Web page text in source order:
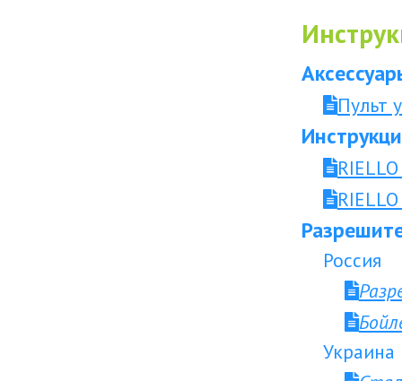
Пульт
Россия
Украина